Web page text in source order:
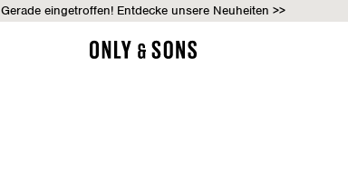
Gerade eingetroffen! Entdecke unsere Neuheiten >>